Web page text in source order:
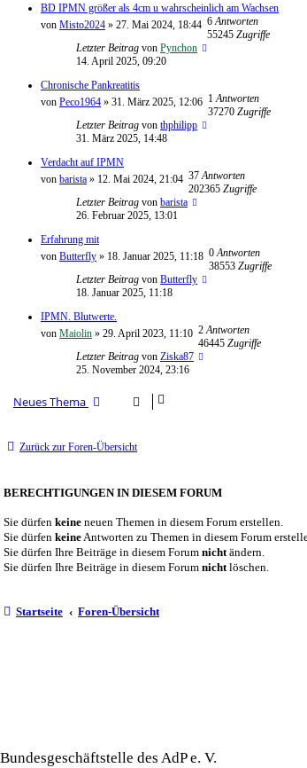
BD IPMN größer als 4cm u wahrscheinlich am Wachsen
von Misto2024 » 27. Mai 2024, 18:44 6Antworten
55245 Zugriffe
Letzter Beitrag von Pynchon
14. April 2025, 09:20
Chronische Pankreatitis
von Peco1964 » 31. März 2025, 12:06 1Antworten
37270 Zugriffe
Letzter Beitrag von thphilipp
31. März 2025, 14:48
Verdacht auf IPMN
von barista » 12. Mai 2024, 21:04 37Antworten
202365 Zugriffe
Letzter Beitrag von barista
26. Februar 2025, 13:01
Erfahrung mit
von Butterfly » 18. Januar 2025, 11:18 0Antworten
38553 Zugriffe
Letzter Beitrag von Butterfly
18. Januar 2025, 11:18
IPMN. Blutwerte.
von Maiolin » 29. April 2023, 11:10 2Antworten
46445 Zugriffe
Letzter Beitrag von Ziska87
25. November 2024, 23:16
Neues Thema
Zurück zur Foren-Übersicht
BERECHTIGUNGEN IN DIESEM FORUM
Sie dürfen keine neuen Themen in diesem Forum erstellen.
Sie dürfen keineAntworten zu Themen in diesem Forum
Sie dürfen Ihre Beiträge in diesem Forum nichtändern.
Sie dürfen Ihre Beiträge in diesem Forum nichtlöschen.
Startseite Foren-Übersicht
Bundesgeschäftstelle des AdP e. V.